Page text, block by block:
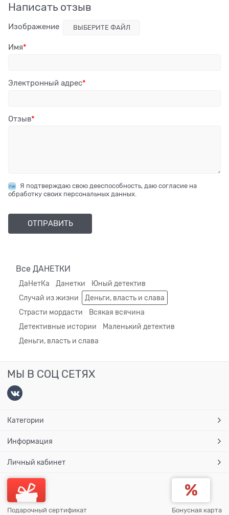
Написать отзыв
Изображение ВЫБЕРИТЕ ФАЙЛ
Имя
Электронный адрес
Отзыв
Я подтверждаю свою дееспособность, даю согласие на
обработку своих персональных данных.
Все ДАНЕТКИ
ДаНетКа Данетки
Юный детектив
Случай из жизни
Деньги, власть и слава
Страсти мордасти
Всякая всячина
Детективные истории
Маленький детектив
Деньги, власть и слава
МЫ В СОЦ СЕТЯХ
Категории
Информация
Личный кабинет
Подарочный сертификат Бонусная карта